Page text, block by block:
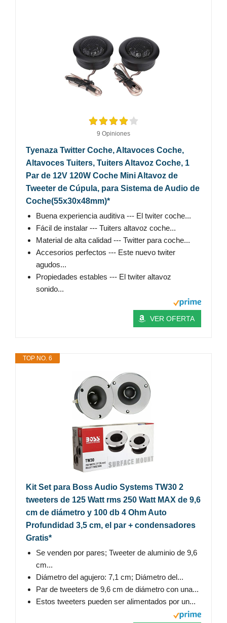
9 Opiniones
Tyenaza Twitter Coche, Altavoces Coche,
Altavoces Tuiters, Tuiters Altavoz Coche, 1
Par de 12V 120W Coche Mini Altavoz de
Tweeter de Cúpula, para Sistema de Audio de
Coche(55x30x48mm)*
Buena experiencia auditiva --- El twiter coche...
Fácil de instalar --- Tuiters altavoz coche...
Material de alta calidad --- Twitter para coche...
Accesorios perfectos --- Este nuevo twiter
agudos...
Propiedades estables --- El twiter altavoz
sonido...
VER OFERTA
TOP NO. 6
Kit Set para Boss Audio Systems TW30 2
tweeters de 125 Watt rms 250 Watt MAX de 9,6
cm de diámetro y 100 db 4 Ohm Auto
Profundidad 3,5 cm, el par + condensadores
Gratis*
Se venden por pares; Tweeter de aluminio de 9,6
cm...
Diámetro del agujero: 7,1 cm; Diámetro del...
Par de tweeters de 9,6 cm de diámetro con una...
Estos tweeters pueden ser alimentados por un...